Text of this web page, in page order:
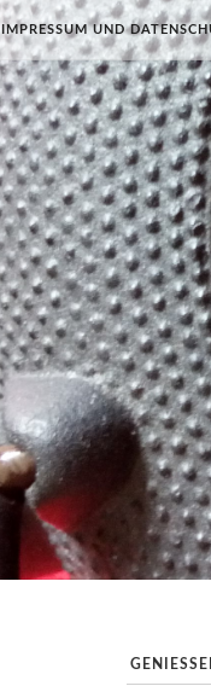
IMPRESSUM UND
GENIESSEN